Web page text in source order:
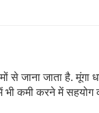
से जाना जाता है. मूंगा
भी कमी करने में सहयोग